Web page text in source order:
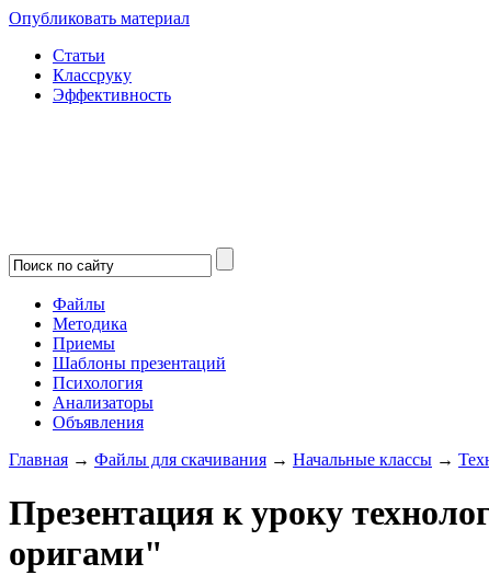
Опубликовать материал
Статьи
Классруку
Эффективность
Файлы
Методика
Приемы
Шаблоны презентаций
Психология
Анализаторы
Объявления
Главная → Файлы для скачивания → Начальные классы →
Презентация к уроку
оригами"